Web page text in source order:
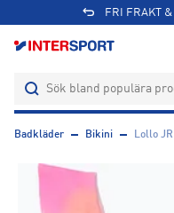
FRI FRAKT
Badkläder Bikini Lollo